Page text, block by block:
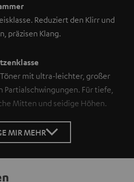
Reduziert den Klirr und
präzisen Klang.
mit ultra-leichter, großer
Für tiefe,
Mitten und seidige Höhen.
MIR MEHR